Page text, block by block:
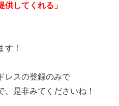
供してくれる」
す！
レスの登録のみで
、是非みてくださいね！